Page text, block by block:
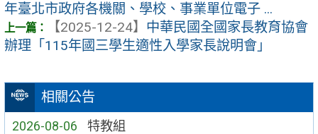
相關公告
2026-08-06 特教組
年臺北市政府各機關、學校、事業單位電子 ...
【2025-12-24】 中華民國全國家長教育協會
辦理「115年國三學生適性入學家長說明會」